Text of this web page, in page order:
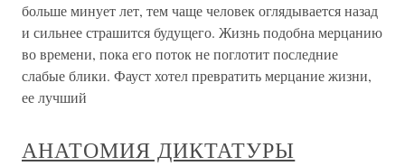
больше минует лет, тем чаще человек оглядывается назад
и сильнее страшится будущего. Жизнь подобна мерцанию
во времени, пока его поток не поглотит последние
слабые блики. Фауст хотел превратить мерцание жизни,
ее лучший
АНАТОМИЯ ДИКТАТУРЫ